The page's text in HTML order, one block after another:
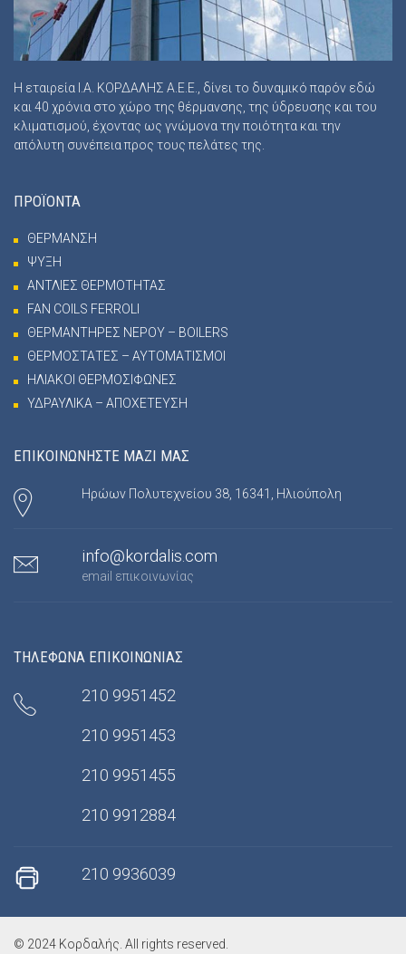
Η εταιρεία Ι.Α. ΚΟΡΔΑΛΗΣ Α.Ε.Ε., δίνει το δυναμικό παρόν εδώ
και 40 χρόνια στο χώρο της θέρμανσης, της ύδρευσης και του
κλιματισμού, έχοντας ως γνώμονα την ποιότητα και την
απόλυτη συνέπεια προς τους πελάτες της.
ΠΡΟΪΟΝΤΑ
ΘΕΡΜΑΝΣΗ
ΨΥΞΗ
ΑΝΤΛΙΕΣ ΘΕΡΜΟΤΗΤΑΣ
FAN COILS FERROLI
ΘΕΡΜΑΝΤΗΡΕΣ ΝΕΡΟΥ – BOILERS
ΘΕΡΜΟΣΤΑΤΕΣ – ΑΥΤΟΜΑΤΙΣΜΟΙ
ΗΛΙΑΚΟΙ ΘΕΡΜΟΣΙΦΩΝΕΣ
ΥΔΡΑΥΛΙΚΑ – ΑΠΟΧΕΤΕΥΣΗ
ΕΠΙΚΟΙΝΩΝΗΣΤΕ ΜΑΖΙ ΜΑΣ
Ηρώων Πολυτεχνείου 38, 16341, Ηλιούπολη
info@kordalis.com
email επικοινωνίας
ΤΗΛΕΦΩΝΑ ΕΠΙΚΟΙΝΩΝΙΑΣ
210 9951452
210 9951453
210 9951455
210 9912884
210 9936039
© 2024 Κορδαλής. All rights reserved.